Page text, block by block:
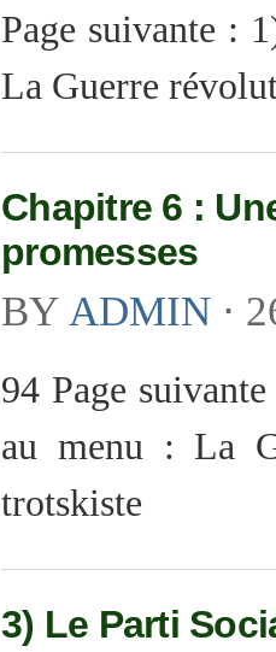
Page suivante :
La Guerre
Chapitre 6 :
promesses
BY ADMIN ⋅
94 Page
au menu : La
trotskiste
3) Le Parti